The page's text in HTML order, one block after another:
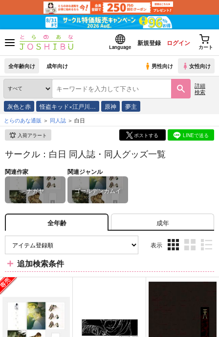
Language
新規登録 ログイン
カート
全年齢向け 成年向け 男性向け 女性向け
詳細
検索
灰色と赤 怪盗キッド×江戸川… 原神 夢主
とらのあな通販 同人誌 白日
入荷アラート ポストする LINEで送る
サークル：白日 同人誌・同人グッズ一覧
関連作家
ナガヤ
関連ジャンル
ゴールデンカムイ
全年齢 成年
表示
ム
表
ム
表
ム
表
追加検索条件